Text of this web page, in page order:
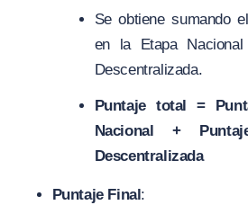
Se obtiene sumando
en la Etapa
Descentralizada.
Puntaje total =
Nacional +
Descentralizada
Puntaje Final :